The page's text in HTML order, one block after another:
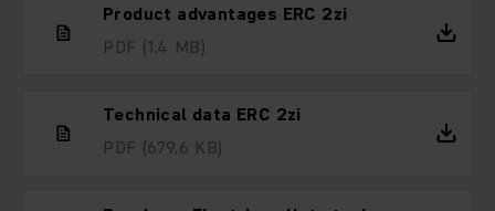
Product advantages ERC 2zi
PDF (1,4 MB)
Technical data ERC 2zi
PDF (679,6 KB)